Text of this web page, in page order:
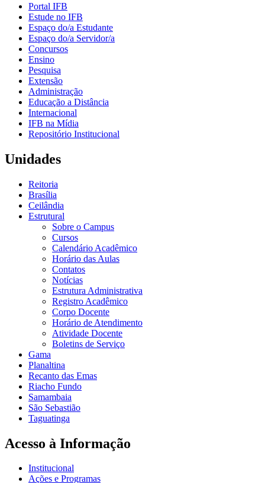
Portal IFB
Estude no IFB
Espaço do/a Estudante
Espaço do/a Servidor/a
Concursos
Ensino
Pesquisa
Extensão
Administração
Educação a Distância
Internacional
IFB na Mídia
Repositório Institucional
Unidades
Reitoria
Brasília
Ceilândia
Estrutural
Sobre o Campus
Cursos
Calendário Acadêmico
Horário das Aulas
Contatos
Notícias
Estrutura Administrativa
Registro Acadêmico
Corpo Docente
Horário de Atendimento
Atividade Docente
Boletins de Serviço
Gama
Planaltina
Recanto das Emas
Riacho Fundo
Samambaia
São Sebastião
Taguatinga
Acesso à Informação
Institucional
Ações e Programas